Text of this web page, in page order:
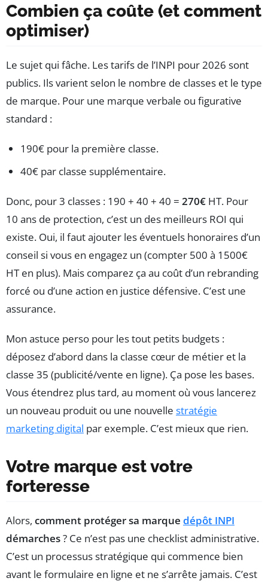
Combien ça coûte (et comment
optimiser)
Le sujet qui fâche. Les tarifs de l’INPI pour 2026 sont
publics. Ils varient selon le nombre de classes et le type
de marque. Pour une marque verbale ou figurative
standard :
190€ pour la première classe.
40€ par classe supplémentaire.
Donc, pour 3 classes : 190 + 40 + 40 = 270€ HT. Pour
10 ans de protection, c’est un des meilleurs ROI qui
existe. Oui, il faut ajouter les éventuels honoraires d’un
conseil si vous en engagez un (compter 500 à 1500€
HT en plus). Mais comparez ça au coût d’un rebranding
forcé ou d’une action en justice défensive. C’est une
assurance.
Mon astuce perso pour les tout petits budgets :
déposez d’abord dans la classe cœur de métier et la
classe 35 (publicité/vente en ligne). Ça pose les bases.
Vous étendrez plus tard, au moment où vous lancerez
un nouveau produit ou une nouvelle stratégie
marketing digital par exemple. C’est mieux que rien.
Votre marque est votre
forteresse
Alors, comment protéger sa marque dépôt INPI
démarches? Ce n’est pas une checklist administrative.
C’est un processus stratégique qui commence bien
avant le formulaire en ligne et ne s’arrête jamais. C’est